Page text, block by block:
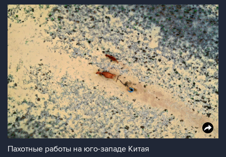
Пахотные работы на юго-западе Китая